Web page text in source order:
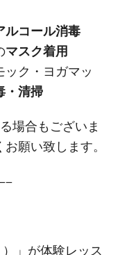
ルコール消毒
マスク着用
ック・ヨガマッ
・清掃
場合もございま
願い致します。
）」が体験レッス